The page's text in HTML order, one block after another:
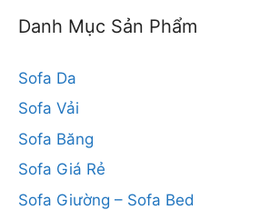
Danh Mục Sản Phẩm
Sofa Da
Sofa Vải
Sofa Băng
Sofa Giá Rẻ
Sofa Giường – Sofa Bed